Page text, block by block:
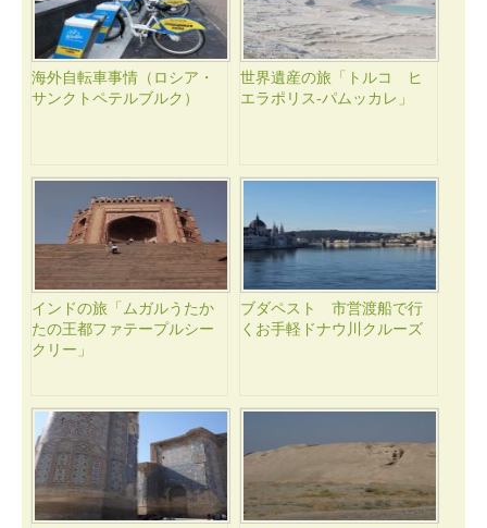
海外自転車事情（ロシア・
サンクトペテルブルク）
世界遺産の旅「トルコ ヒ
エラポリス-パムッカレ」
インドの旅「ムガルうたか
たの王都ファテープルシー
クリー」
ブダペスト 市営渡船で行
くお手軽ドナウ川クルーズ